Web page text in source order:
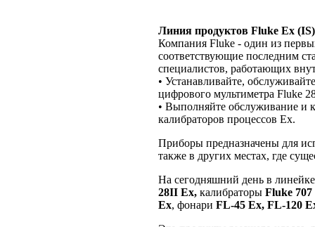
Линия продуктов Fluke Ex (IS)
Компания Fluke - один из
соответствующие последним
специалистов, работающих
• Устанавливайте,
цифрового мультиметра Fluke
• Выполняйте обслуживание и
калибраторов процессов Ex.
Приборы предназначены для
также в других местах, где
На сегодняшний день в
28II Ex, калибраторы Fluke 707
Ex, фонари FL-45 Ex, FL-120